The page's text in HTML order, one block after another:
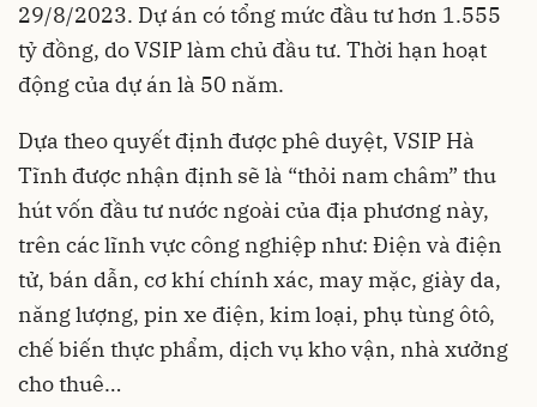
29/8/2023. Dự án có tổng mức đầu tư hơn 1.555
tỷ đồng, do VSIP làm chủ đầu tư. Thời hạn hoạt
động của dự án là 50 năm.
Dựa theo quyết định được phê duyệt, VSIP Hà
Tĩnh được nhận định sẽ là “thỏi nam châm” thu
hút vốn đầu tư nước ngoài của địa phương này,
trên các lĩnh vực công nghiệp như: Điện và điện
tử, bán dẫn, cơ khí chính xác, may mặc, giày da,
năng lượng, pin xe điện, kim loại, phụ tùng ôtô,
chế biến thực phẩm, dịch vụ kho vận, nhà xưởng
cho thuê…